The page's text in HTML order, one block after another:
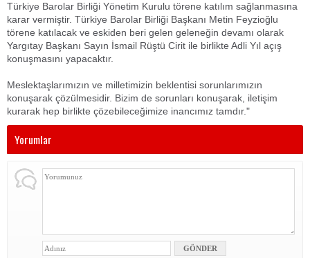
Türkiye Barolar Birliği Yönetim Kurulu törene katılım sağlanmasına
karar vermiştir. Türkiye Barolar Birliği Başkanı Metin Feyzioğlu
törene katılacak ve eskiden beri gelen geleneğin devamı olarak
Yargıtay Başkanı Sayın İsmail Rüştü Cirit ile birlikte Adli Yıl açış
konuşmasını yapacaktır.
Meslektaşlarımızın ve milletimizin beklentisi sorunlarımızın
konuşarak çözülmesidir. Bizim de sorunları konuşarak, iletişim
kurarak hep birlikte çözebileceğimize inancımız tamdır."
Yorumlar